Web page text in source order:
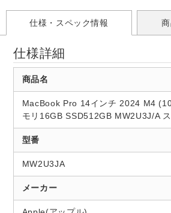
仕様・スペック情報
仕様詳細
商品名
MacBook Pro 14インチ 2024 M4
モリ16GB SSD512GB MW2U3J/A
型番
MW2U3JA
メーカー